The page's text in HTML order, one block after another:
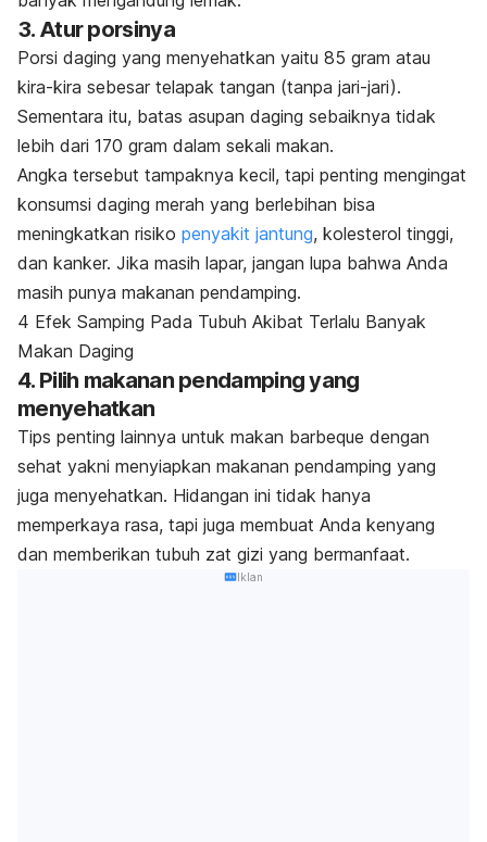
3. Atur porsinya
Porsi daging yang menyehatkan yaitu 85 gram atau
kira-kira sebesar telapak tangan (tanpa jari-jari).
Sementara itu, batas asupan daging sebaiknya tidak
lebih dari 170 gram dalam sekali makan.
Angka tersebut tampaknya kecil, tapi penting mengingat
konsumsi daging merah yang berlebihan bisa
meningkatkan risiko penyakit jantung, kolesterol tinggi,
dan kanker. Jika masih lapar, jangan lupa bahwa Anda
masih punya makanan pendamping.
4 Efek Samping Pada Tubuh Akibat Terlalu Banyak
Makan Daging
4. Pilih makanan pendamping yang
menyehatkan
Tips penting lainnya untuk makan barbeque dengan
sehat yakni menyiapkan makanan pendamping yang
juga menyehatkan. Hidangan ini tidak hanya
memperkaya rasa, tapi juga membuat Anda kenyang
dan memberikan tubuh zat gizi yang bermanfaat.
Iklan